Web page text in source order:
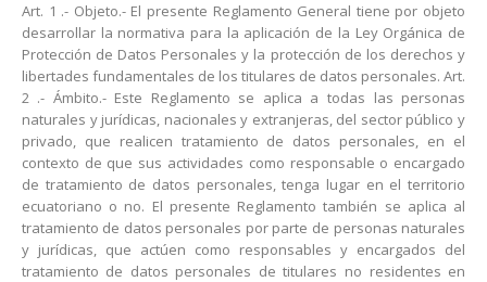
Art. 1 .- Objeto.- El presente Reglamento General tiene por objeto
desarrollar la normativa para la aplicación de la Ley Orgánica de
Protección de Datos Personales y la protección de los derechos y
libertades fundamentales de los titulares de datos personales. Art.
2 .- Ámbito.- Este Reglamento se aplica a todas las personas
naturales y jurídicas, nacionales y extranjeras, del sector público y
privado, que realicen tratamiento de datos personales, en el
contexto de que sus actividades como responsable o encargado
de tratamiento de datos personales, tenga lugar en el territorio
ecuatoriano o no. El presente Reglamento también se aplica al
tratamiento de datos personales por parte de personas naturales
y jurídicas, que actúen como responsables y encargados del
tratamiento de datos personales de titulares no residentes en